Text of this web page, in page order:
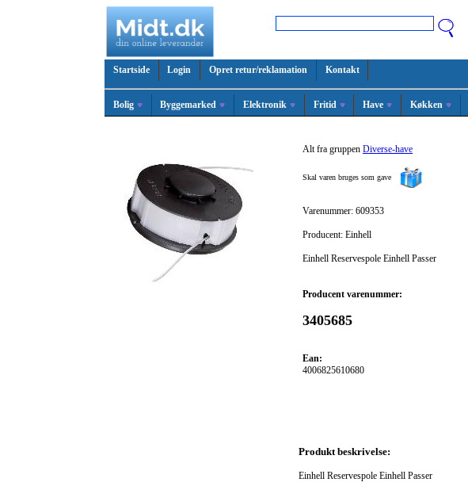
Startside Login Opret retur/reklamation Kontakt
Bolig Byggemarked Elektronik Fritid Have Køkken
Alt fra gruppen Diverse-have
Skal varen bruges som gave
Varenummer: 609353
Producent: Einhell
Einhell Reservespole Einhell Passer
Producent varenummer:
3405685
Ean:
4006825610680
Produkt beskrivelse:
Einhell Reservespole Einhell Passer